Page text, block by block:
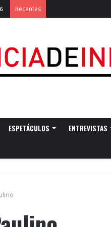
Recentes
ESPETÁCULOS ENTREVISTAS